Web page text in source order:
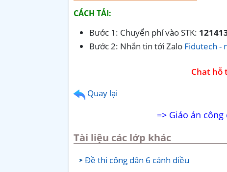
CÁCH TẢI:
Bước 1: Chuyển phí vào STK:
Bước 2: Nhắn tin tới Zalo Fidutech -
Chat hỗ
Quay lại
=> Giáo án
Tài liệu các lớp khác
Đề thi công dân 6 cánh diều